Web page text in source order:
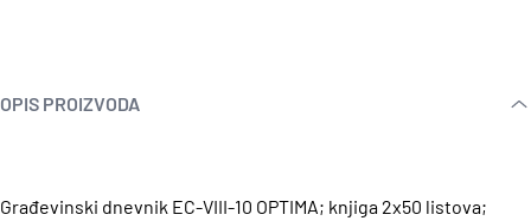
OPIS PROIZVODA
Građevinski dnevnik EC-VIII-10 OPTIMA; knjiga 2x50 listova;